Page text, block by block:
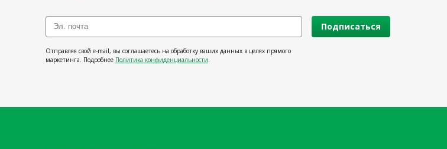
Подписаться
Отправляя свой e-mail, вы соглашаетесь на обработку ваших данных в целях прямого
маркетинга. Подробнее Политика конфиденциальности